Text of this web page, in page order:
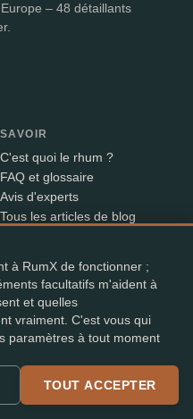
– 48 détaillants
SAVOIR
C'est quoi le rhum ?
FAQ et glossaire
Avis d'experts
Tous les articles de blog
Embouteilleurs
Index des rhums
Baisses de prix
CONTACT INFO
Où est ma commande ?
à RumX de fonctionner ;
facultatifs m'aident à
et quelles
vraiment. C'est vous qui
paramètres à tout moment
TOUT ACCEPTER